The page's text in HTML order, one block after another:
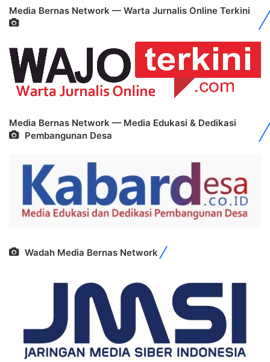
Media Bernas Network — Warta Jurnalis Online Terkini
Media Bernas Network — Media Edukasi & Dedikasi
Pembangunan Desa
Wadah Media Bernas Network